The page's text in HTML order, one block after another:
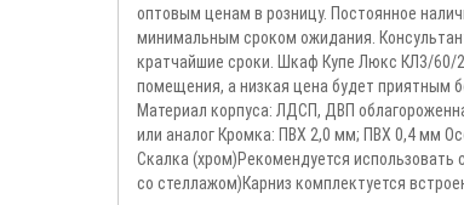
оптовым ценам в розницу. Постоянное
минимальным сроком ожидания.
кратчайшие сроки. Шкаф Купе Люкс КЛ3/60/
помещения, а низкая цена будет приятным
Материал корпуса: ЛДСП, ДВП
или аналог Кромка: ПВХ 2,0 мм; ПВХ 0,4 мм
Скалка (хром)Рекомендуется
со стеллажом)Карниз комплектуется